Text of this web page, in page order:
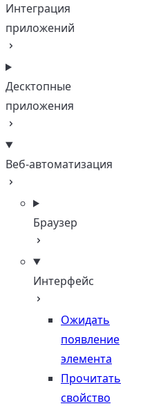
Интеграция
приложений
Десктопные
приложения
Веб-автоматизация
Браузер
Интерфейс
Ожидать
появление
элемента
Прочитать
свойство